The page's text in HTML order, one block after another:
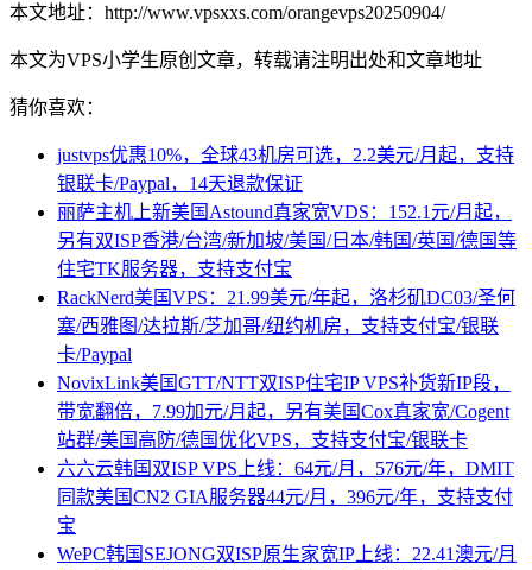
本文地址：http://www.vpsxxs.com/orangevps20250904/
本文为VPS小学生原创文章，转载请注明出处和文章地址
猜你喜欢：
justvps优惠10%，全球43机房可选，2.2美元/月起，支持
银联卡/Paypal，14天退款保证
丽萨主机上新美国Astound真家宽VDS：152.1元/月起，
另有双ISP香港/台湾/新加坡/美国/日本/韩国/英国/德国等
住宅TK服务器，支持支付宝
RackNerd美国VPS：21.99美元/年起，洛杉矶DC03/圣何
塞/西雅图/达拉斯/芝加哥/纽约机房，支持支付宝/银联
卡/Paypal
NovixLink美国GTT/NTT双ISP住宅IP VPS补货新IP段，
带宽翻倍，7.99加元/月起，另有美国Cox真家宽/Cogent
站群/美国高防/德国优化VPS，支持支付宝/银联卡
六六云韩国双ISP VPS上线：64元/月，576元/年，DMIT
同款美国CN2 GIA服务器44元/月，396元/年，支持支付
宝
WePC韩国SEJONG双ISP原生家宽IP上线：22.41澳元/月